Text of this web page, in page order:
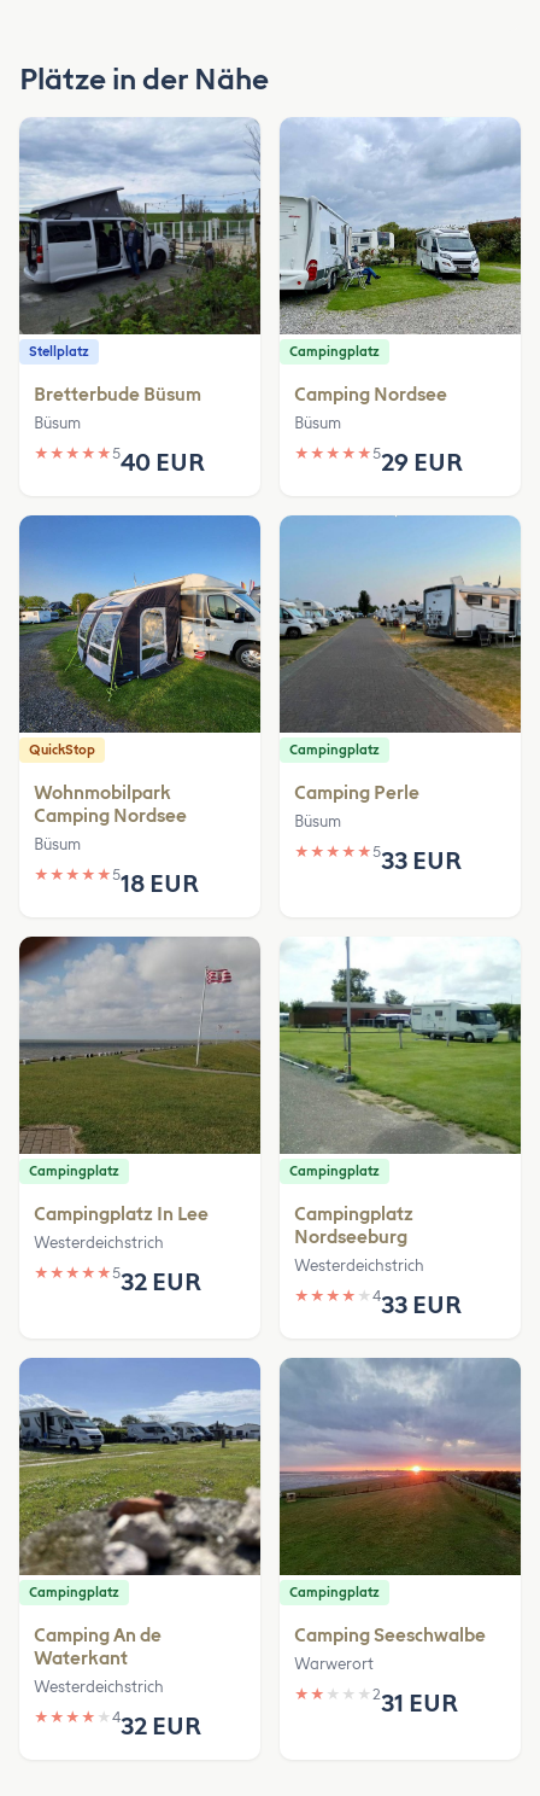
Plätze in der Nähe
Stellplatz
Bretterbude Büsum
Büsum
★ ★ ★ ★ ★540 EUR
Campingplatz
Camping Nordsee
Büsum
★ ★ ★ ★ ★529 EUR
QuickStop
Wohnmobilpark
Camping Nordsee
Büsum
★ ★ ★ ★ ★518 EUR
Campingplatz
Camping Perle
Büsum
★ ★ ★ ★ ★533 EUR
Campingplatz
Campingplatz In Lee
Westerdeichstrich
★ ★ ★ ★ ★532 EUR
Campingplatz
Campingplatz
Nordseeburg
Westerdeichstrich
★ ★ ★ ★ ★ 433 EUR
Campingplatz
Camping An de
Waterkant
Westerdeichstrich
★ ★ ★ ★ ★ 432 EUR
Campingplatz
Camping Seeschwalbe
Warwerort
★ ★ ★ ★ ★ 231 EUR